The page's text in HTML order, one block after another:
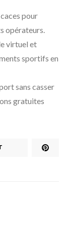
pour
opérateurs.
virtuel et
sportifs en
sans casser
gratuites